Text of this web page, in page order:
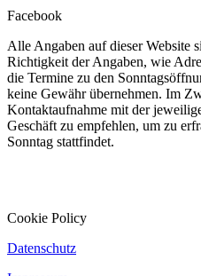
Facebook
Alle Angaben auf dieser Website
Richtigkeit der Angaben, wie
die Termine zu den
keine Gewähr übernehmen. Im
Kontaktaufnahme mit der
Geschäft zu empfehlen, um zu
Sonntag stattfindet.
Cookie Policy
Datenschutz